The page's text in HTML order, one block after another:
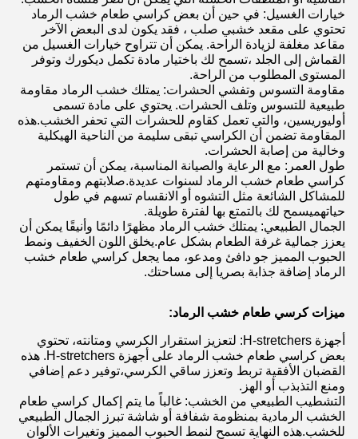
خيارات الغسيل: في حين أن بعض كراسي طعام خشب الرماد
تحتوي على مقعد خشبي صلب ، فقد يكون لدى البعض الآخر
مقاعد مغلفة لزيادة الراحة. يمكن أن تتراوح خيارات الغسيل من
القماش إلى الجلد ،تسمح لك باختيار مادة تكمل ديكورك وتوفر
المستوى المطلوب من الراحة.
مقاومة التسوس وتفشي الحشرات: يمتلك خشب الرماد مقاومة
طبيعية للتسوس وتلف الحشرات. يحتوي على مادة تسمى
أوليوريسين، والتي تعمل كقاوم للحشرات التي تحفر الخشب.هذه
المقاومة تضمن أن الكراسي تبقى سليمة من الناحية الهيكلية
وخالية من إصابة الحشرات.
طول العمر: مع الرعاية والصيانة المناسبة، يمكن أن تستمر
كراسي طعام خشب الرماد لسنوات عديدة.صلابتهم ومقاومتهم
للمشاكل الشائعة مثل التشوه أو الانقسام تسهم في طول
حياتهميسمح لك بالتمتع بها لفترة طويلة.
الجمال الطبيعي: يمتلك خشب الرماد مظهرًا دائمًا وأنيقًا يمكن أن
يعزز جمالية غرفة الطعام بشكل عام.يخلق اللون الخفيف ونمط
الحبوب المميز جو دافئ ومدعو، مما يجعل كراسي طعام خشب
الرماد إضافة جذابة بصريا إلى مساحتك.
ميزات كرسي طعام خشب الرماد:
أجهزة H-stretchers: لتعزيز استقرار الكرسي ومتانته، تحتوي
بعض كراسي طعام خشب الرماد على أجهزة H-stretchers. هذه
القضبان الأفقية تربط وتعزز ساقي الكرسي،توفير دعم إضافي
ومنع التذبذب أو الهز.
التشطيب الطبيعي من الخشب: غالباً ما يتم إكمال كراسي طعام
الخشب الرمادية بمنظومة شفافة أو شاشة تبرز الجمال الطبيعي
للخشب.هذه النهاية تسمح لنمط الحبوب المميز وتغيرات الألوان